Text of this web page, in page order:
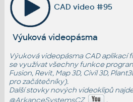
CAD video #95
Výuková videopásma
Výuková videopásma CAD aplikací
se využívat všechny funkce
Fusion, Revit, Map 3D, Civil 3D,
pro začátečníky).
Další stovky nových videoklipů